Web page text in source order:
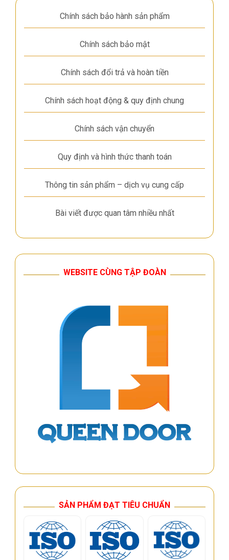
Chính sách bảo hành sản phẩm
Chính sách bảo mật
Chính sách đổi trả và hoàn tiền
Chính sách hoạt động & quy định chung
Chính sách vận chuyển
Quy định và hình thức thanh toán
Thông tin sản phẩm – dịch vụ cung cấp
Bài viết được quan tâm nhiều nhất
WEBSITE CÙNG TẬP ĐOÀN
SẢN PHẨM ĐẠT TIÊU CHUẨN